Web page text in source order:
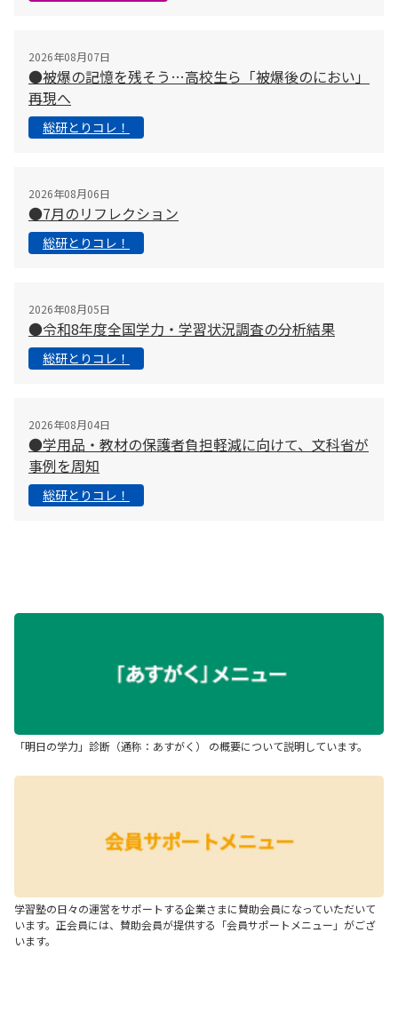
2026年08月07日
●被爆の記憶を残そう…高校生ら「被爆後のにおい」
再現へ
総研とりコレ！
2026年08月06日
●7月のリフレクション
総研とりコレ！
2026年08月05日
●令和8年度全国学力・学習状況調査の分析結果
総研とりコレ！
2026年08月04日
●学用品・教材の保護者負担軽減に向けて、文科省が
事例を周知
総研とりコレ！
「明日の学力」診断（通称：あすがく） の概要について説明しています。
学習塾の日々の運営をサポートする企業さまに賛助会員になっていただいて
います。正会員には、賛助会員が提供する「会員サポートメニュー」がござ
います。